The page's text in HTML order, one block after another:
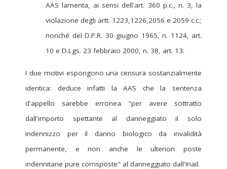
AAS lamenta, ai sensi dell'art. 360 p.c., n. 3, la
violazione degli artt. 1223,1226,2056 e 2059 c.c.;
nonché del D.P.R. 30 giugno 1965, n. 1124, art.
10 e D.Lgs. 23 febbraio 2000, n. 38, art. 13.
I due motivi espongono una censura sostanzialmente
identica: deduce infatti la AAS che la sentenza
d'appello sarebbe erronea "per avere sottratto
dall'importo spettante al danneggiato il solo
indennizzo per il danno biologico da invalidità
permanente, e non anche le ulteriori poste
indennitarie pure corrisposte" al danneggiato dall'Inail.